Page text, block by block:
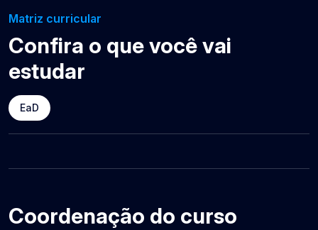
Matriz curricular
Confira o que você vai
estudar
EaD
Coordenação do curso